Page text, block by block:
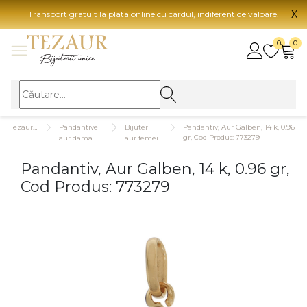
Transport gratuit la plata online cu cardul, indiferent de valoare. X
0 0
BIJUTERII
BIJUTERII FEMEI
Inele
Bratari
Pandantive
aur dama
Bijuterii
aur femei
Pandantiv, Aur Galben, 14 k, 0.96
gr, Cod Produs: 773279
Pandantiv, Aur Galben, 14 k, 0.96 gr,
Cod Produs: 773279